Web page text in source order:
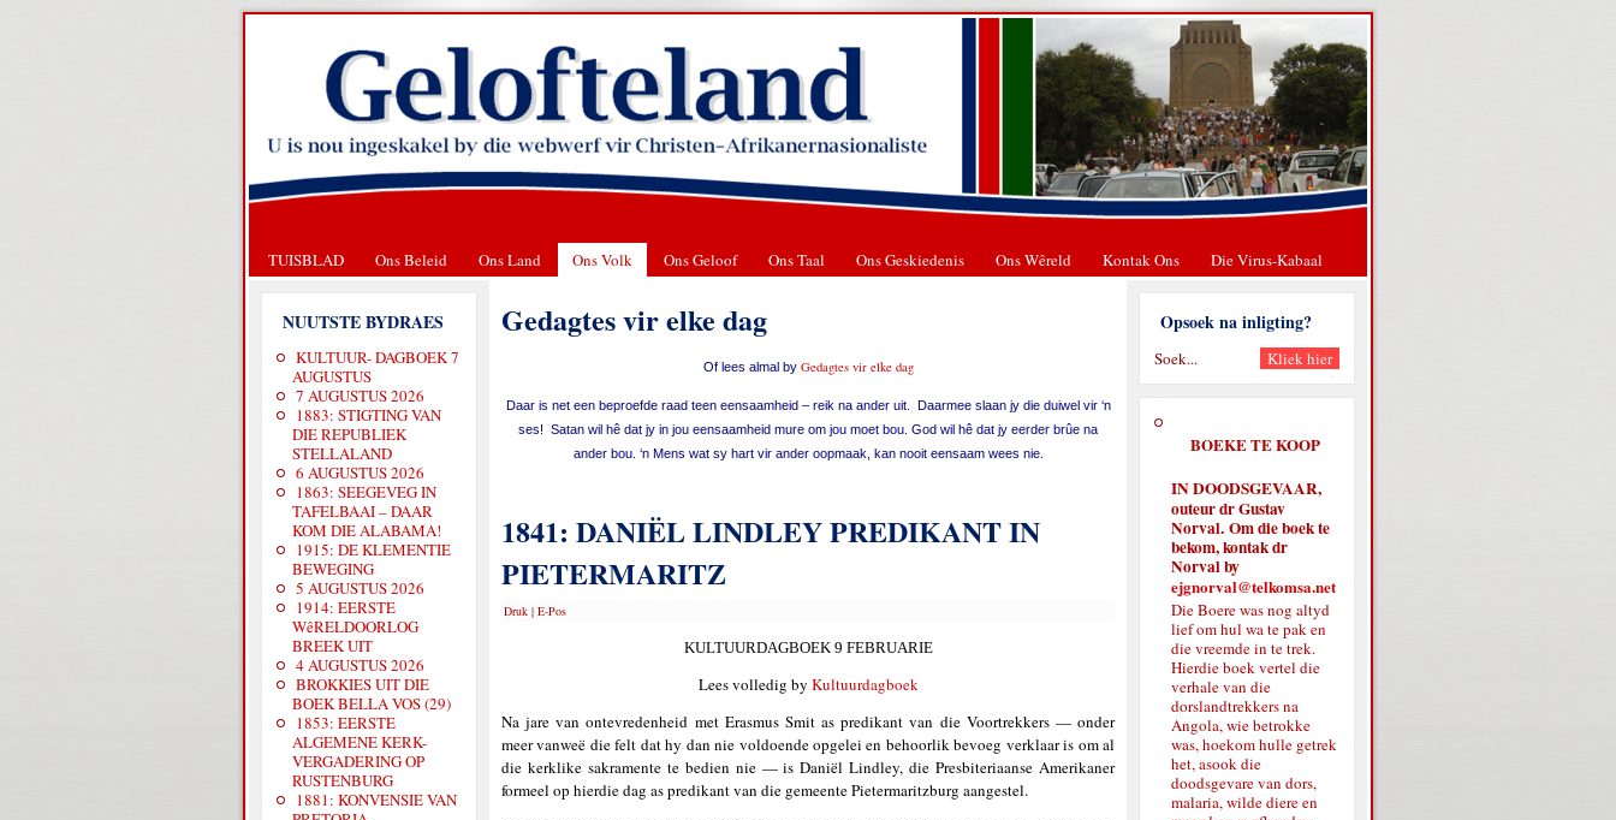
TUISBLAD Ons Beleid Ons Land Ons Volk Ons Geloof Ons Taal Ons Geskiedenis Ons Wêreld Kontak Ons Die Virus-Kabaal
NUUTSTE BYDRAES
KULTUUR- DAGBOEK 7
AUGUSTUS
7 AUGUSTUS 2026
1883: STIGTING VAN
DIE REPUBLIEK
STELLALAND
6 AUGUSTUS 2026
1863: SEEGEVEG IN
TAFELBAAI – DAAR
KOM DIE ALABAMA!
1915: DE KLEMENTIE
BEWEGING
5 AUGUSTUS 2026
1914: EERSTE
WêRELDOORLOG
BREEK UIT
4 AUGUSTUS 2026
BROKKIES UIT DIE
BOEK BELLA VOS (29)
1853: EERSTE
ALGEMENE KERK-
VERGADERING OP
RUSTENBURG
1881: KONVENSIE VAN
Gedagtes vir elke dag
Of lees almal by Gedagtes vir elke dag
Daar is net een beproefde raad teen eensaamheid – reik na ander uit. Daarmee slaan jy die duiwel vir ‘n
ses! Satan wil hê dat jy in jou eensaamheid mure om jou moet bou. God wil hê dat jy eerder brûe na
ander bou. ‘n Mens wat sy hart vir ander oopmaak, kan nooit eensaam wees nie.
1841: DANIËL LINDLEY PREDIKANT IN
PIETERMARITZ
Druk | E-Pos
KULTUURDAGBOEK 9 FEBRUARIE
Lees volledig by Kultuurdagboek
Na jare van ontevredenheid met Erasmus Smit as predikant van die Voortrekkers — onder
meer vanweë die felt dat hy dan nie voldoende opgelei en behoorlik bevoeg verklaar is om al
die kerklike sakramente te bedien nie — is Daniël Lindley, die Presbiteriaanse Amerikaner
formeel op hierdie dag as predikant van die gemeente Pietermaritzburg aangestel.
Opsoek na inligting?
BOEKE TE KOOP
IN DOODSGEVAAR,
outeur dr Gustav
Norval. Om die boek te
bekom, kontak dr
Norval by
ejgnorval@telkomsa.net
Die Boere was nog altyd
lief om hul wa te pak en
die vreemde in te trek.
Hierdie boek vertel die
verhale van die
dorslandtrekkers na
Angola, wie betrokke
was, hoekom hulle getrek
het, asook die
doodsgevare van dors,
malaria, wilde diere en